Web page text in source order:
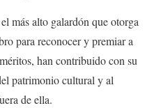
más alto galardón que otorga
para reconocer y premiar a
han contribuido con su
patrimonio cultural y al
de ella.